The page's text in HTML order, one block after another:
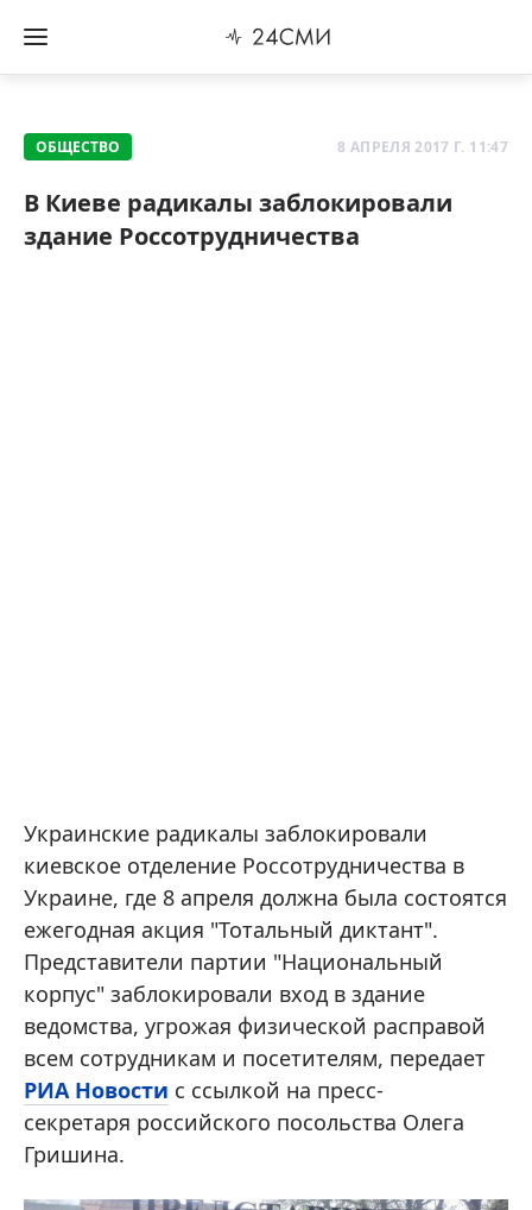
ОБЩЕСТВО 8 АПРЕЛЯ 2017 Г. 11:47
В Киеве радикалы заблокировали
здание Россотрудничества
Украинские радикалы заблокировали
киевское отделение Россотрудничества в
Украине, где 8 апреля должна была состоятся
ежегодная акция "Тотальный диктант".
Представители партии "Национальный
корпус" заблокировали вход в здание
ведомства, угрожая физической расправой
всем сотрудникам и посетителям, передает
РИА Новости с ссылкой на пресс-
секретаря российского посольства Олега
Гришина.